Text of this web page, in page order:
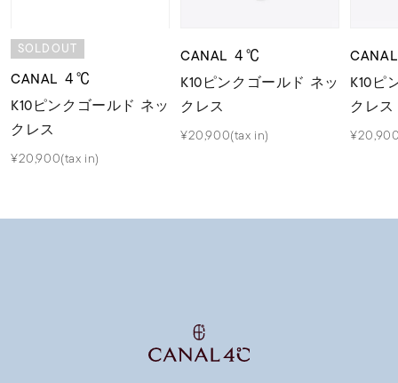
SOLDOUT
CANAL ４℃
K10ピンクゴールド ネッ
クレス
¥20,900(tax in)
CANAL ４℃
K10ピンクゴールド ネッ
クレス
¥20,900(tax in)
K10ピ
クレス